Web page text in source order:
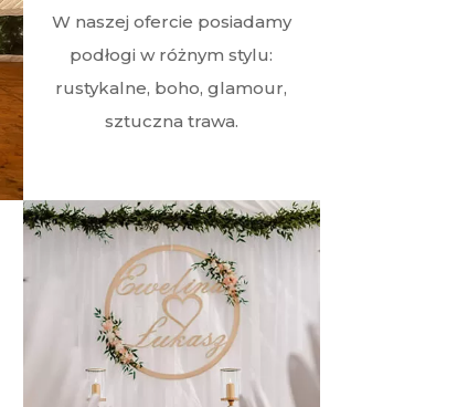
W naszej ofercie posiadamy
podłogi w różnym stylu:
rustykalne, boho, glamour,
sztuczna trawa.